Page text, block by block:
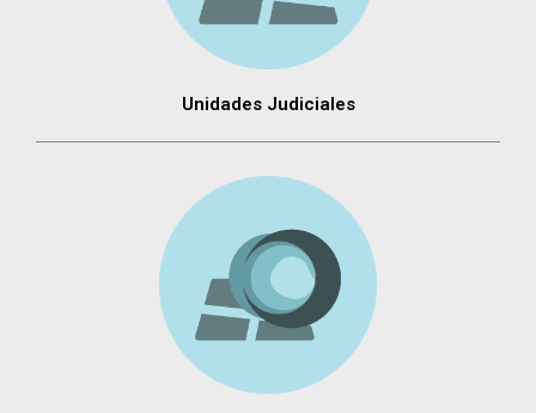
Unidades Judiciales